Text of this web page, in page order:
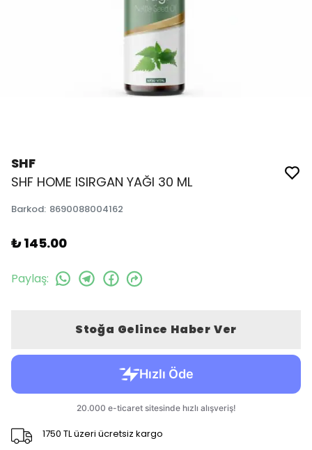
SHF
SHF HOME ISIRGAN YAĞI 30 ML
Barkod: 8690088004162
₺ 145.00
Paylaş:
Stoğa Gelince Haber Ver
1750 TL üzeri ücretsiz kargo